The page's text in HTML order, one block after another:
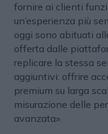
fornire ai clienti
un’esperienza più
oggi sono abituati
offerta dalle
replicare la stessa
aggiuntivi: offrire
premium su larga
misurazione delle
avanzata».